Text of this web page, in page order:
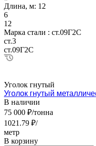
Длина, м: 12
6
12
Марка стали : ст.09Г2С
ст.3
ст.09Г2С
Уголок гнутый
Уголок гнутый
В наличии
75 000 ₽/тонна
1021.79 ₽/
метр
В корзину